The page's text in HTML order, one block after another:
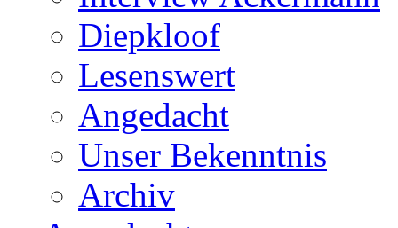
Diepkloof
Lesenswert
Angedacht
Unser Bekenntnis
Archiv